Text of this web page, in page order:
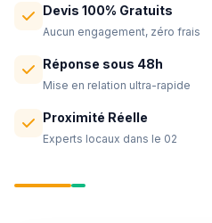
Devis 100% Gratuits
Aucun engagement, zéro frais
Réponse sous 48h
Mise en relation ultra-rapide
Proximité Réelle
Experts locaux dans le 02